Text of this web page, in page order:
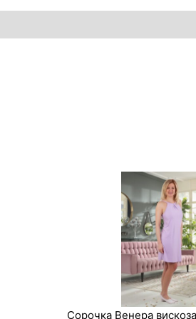
Сорочка Венера вискоза